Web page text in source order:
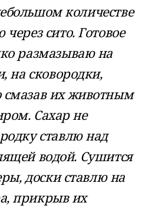
количестве
сито. Готовое
размазываю на
на сковородки,
смазав их животным
Сахар не
ставлю над
водой. Сушится
доски ставлю на
прикрыв их